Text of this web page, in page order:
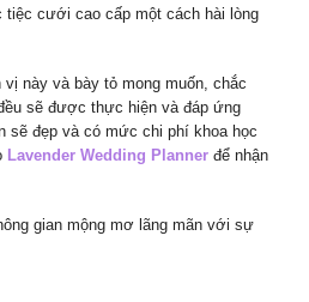
tiệc cưới cao cấp một cách hài lòng
này và bày tỏ mong muốn, chắc
sẽ được thực hiện và đáp ứng
sẽ đẹp và có mức chi phí khoa học
Lavender Wedding Planner để nhận
gian mộng mơ lãng mãn với sự